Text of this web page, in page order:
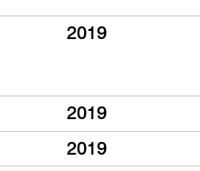
2019
2019
2019